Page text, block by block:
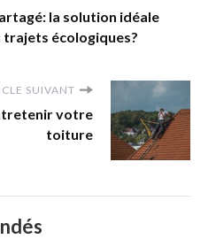
la solution idéale
trajets écologiques?
SUIVANT
votre
toiture